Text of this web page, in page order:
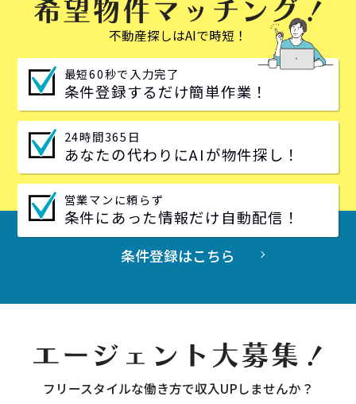
不動産探しはAIで時短！
最短60秒で入力完了
条件登録するだけ簡単作業！
24時間365日
あなたの代わりにAIが物件探し！
営業マンに頼らず
条件にあった情報だけ自動配信！
条件登録はこちら
フリースタイルな働き方で収入UPしませんか？